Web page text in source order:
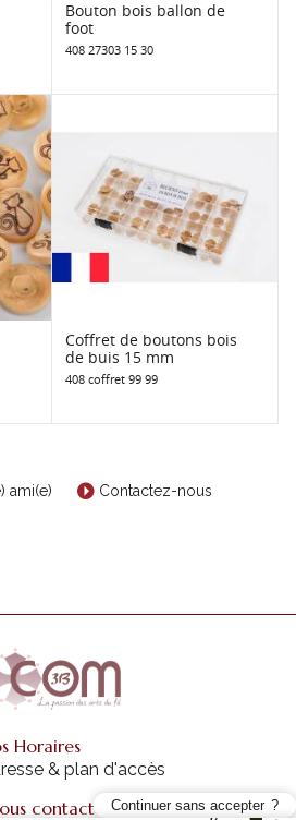
Bouton bois ballon de
foot
408 27303 15 30
Coffret de boutons bois
de buis 15 mm
408 coffret 99 99
ami(e) Contactez-nous
Horaires
& plan d'accès
contacter Continuer sans accepter